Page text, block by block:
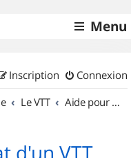
Menu
Connexion
Inscription
Le VTT Aide pour l'achat d'un VTT
d'un VTT